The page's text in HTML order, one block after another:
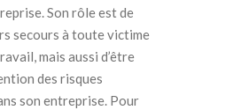
Son rôle est de
secours à toute victime
mais aussi d’être
des risques
son entreprise. Pour